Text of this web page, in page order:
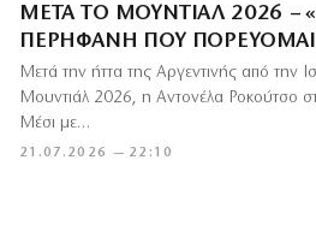
ΜΕΤΆ ΤΟ ΜΟΥΝΤΙΆΛ 2026 –
ΠΕΡΉΦΑΝΗ ΠΟΥ
21.07.2026 — 22:10
Μετά την ήττα της Αργεντινής από την
Μουντιάλ 2026, η Αντονέλα Ροκούτσο
Μέσι με…